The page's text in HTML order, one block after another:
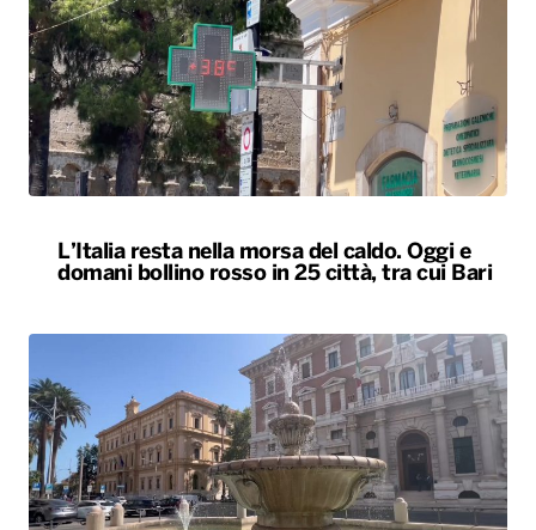
L’Italia resta nella morsa del caldo. Oggi e
domani bollino rosso in 25 città, tra cui Bari